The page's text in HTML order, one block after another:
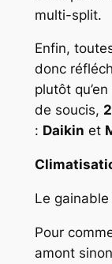
multi-split.
Enfin,
donc
plutôt
de soucis,
: Daikin et
Le gainable
Pour
amont